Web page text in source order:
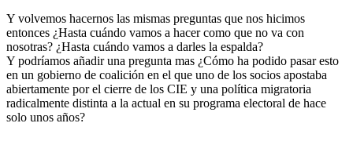
Y volvemos hacernos las mismas preguntas que nos hicimos
entonces ¿Hasta cuándo vamos a hacer como que no va con
nosotras? ¿Hasta cuándo vamos a darles la espalda?
Y podríamos añadir una pregunta mas ¿Cómo ha podido pasar esto
en un gobierno de coalición en el que uno de los socios apostaba
abiertamente por el cierre de los CIE y una política migratoria
radicalmente distinta a la actual en su programa electoral de hace
solo unos años?